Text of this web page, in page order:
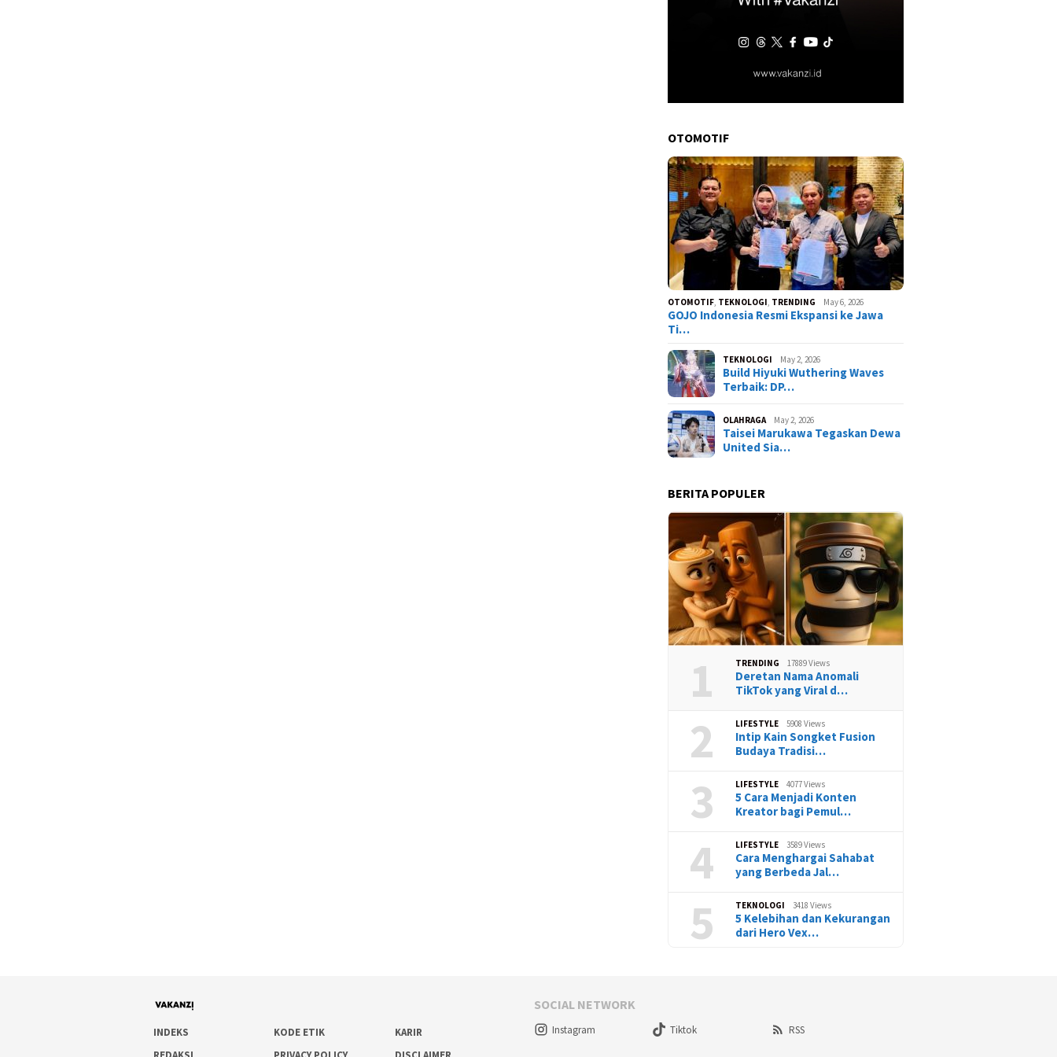
OTOMOTIF
OTOMOTIF, TEKNOLOGI, TRENDING May 6, 2026
GOJO Indonesia Resmi Ekspansi ke Jawa
Ti…
TEKNOLOGI May 2, 2026
Build Hiyuki Wuthering Waves
Terbaik: DP…
OLAHRAGA May 2, 2026
Taisei Marukawa Tegaskan Dewa
United Sia…
BERITA POPULER
1 TRENDING 17889 Views
Deretan Nama Anomali
TikTok yang Viral d…
2 LIFESTYLE 5908 Views
Intip Kain Songket Fusion
Budaya Tradisi…
3 LIFESTYLE 4077 Views
5 Cara Menjadi Konten
Kreator bagi Pemul…
4 LIFESTYLE 3589 Views
Cara Menghargai Sahabat
yang Berbeda Jal…
5 TEKNOLOGI 3418 Views
5 Kelebihan dan Kekurangan
dari Hero Vex…
INDEKS KODE ETIK
KARIR
SOCIAL NETWORK
Instagram Tiktok RSS